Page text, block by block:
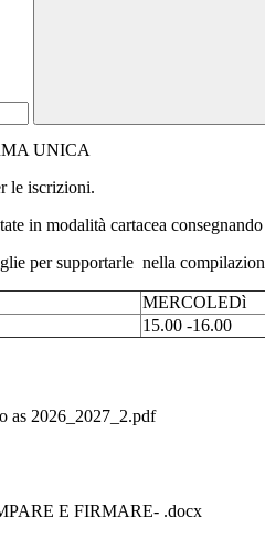
le iscrizioni.
in modalità cartacea
per supportarle nella
MERCOLEDì
15.00 -16.00
as 2026_2027_2.pdf
E FIRMARE- .docx